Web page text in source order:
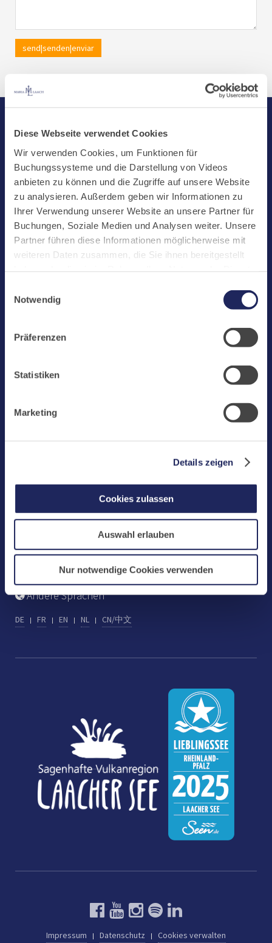
Diese Webseite verwendet Cookies
Wir verwenden Cookies, um Funktionen für
Buchungssysteme und die Darstellung von Videos
anbieten zu können und die Zugriffe auf unsere Website
zu analysieren. Außerdem geben wir Informationen zu
Ihrer Verwendung unserer Website an unsere Partner für
Buchungen, Soziale Medien und Analysen weiter. Unsere
Partner führen diese Informationen möglicherweise mit
weiteren Daten zusammen, die Sie ihnen bereitgestellt
challenges.cloudflare.com: Wir verwenden das online
Buchungssystem MEWS in unserem Hotel und unserem
übermittelt. Cookies von eu5.bookingkit.de: Wir
Buchungen von Bibliotheks- und Klosterführungen. Um
Buchungen durchführen zu können akzeptieren Sie bitte
Notwendig
Präferenzen
Statistiken
Marketing
Details zeigen
Cookies zulassen
Auswahl erlauben
Nur notwendige Cookies verwenden
send|senden|enviar
Start
Aktuelles
Kloster
Klosterbetriebe
Spenden
Te Deum
Bestattungen
Shops
Jobs
Tel.: +49 (0) 2652 59-0
www.maria-laach.de
Gastflügel St. Gilbert
Fax: +49 (0) 2652 59-282
gastfluegel@maria-laach.de
Andere Sprachen
DE FR EN NL CN/中文
Impressum Datenschutz Cookies verwalten